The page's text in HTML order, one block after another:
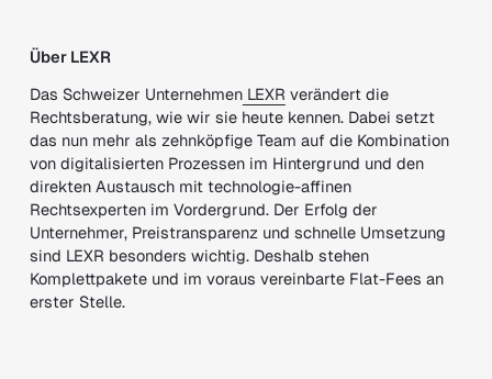
Über LEXR
Das Schweizer UnternehmenLEXR verändert die
Rechtsberatung, wie wir sie heute kennen. Dabei setzt
das nun mehr als zehnköpfige Team auf die Kombination
von digitalisierten Prozessen im Hintergrund und den
direkten Austausch mit technologie-affinen
Rechtsexperten im Vordergrund. Der Erfolg der
Unternehmer, Preistransparenz und schnelle Umsetzung
sind LEXR besonders wichtig. Deshalb stehen
Komplettpakete und im voraus vereinbarte Flat-Fees an
erster Stelle.